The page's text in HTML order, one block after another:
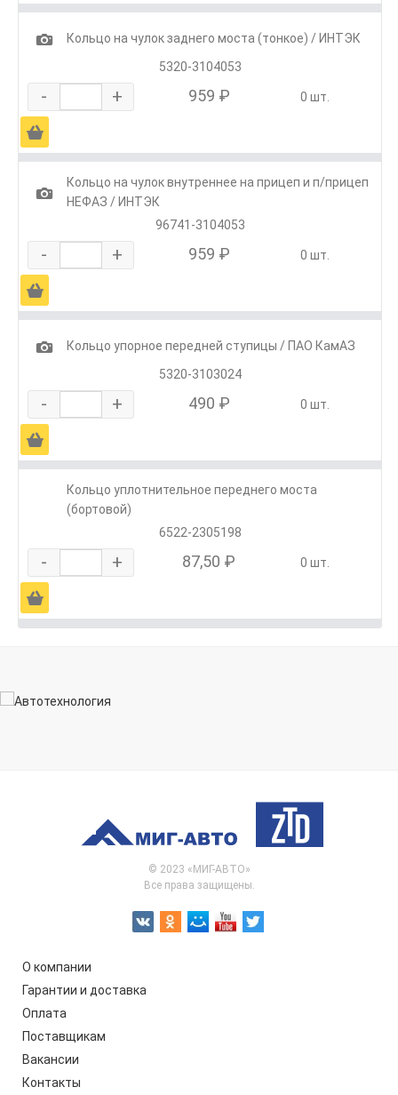
1
Кольцо на чулок заднего моста (тонкое) / ИНТЭК
5320-3104053
- + 959 ₽ 0 шт.
Ä
1
Кольцо на чулок внутреннее на прицеп и п/прицеп
НЕФАЗ / ИНТЭК
96741-3104053
- + 959 ₽ 0 шт.
Ä
1
Кольцо упорное передней ступицы / ПАО КамАЗ
5320-3103024
- + 490 ₽ 0 шт.
Ä
Кольцо уплотнительное переднего моста
(бортовой)
6522-2305198
- + 87,50 ₽ 0 шт.
Ä
© 2023 «МИГ-АВТО»
Все права защищены.
О компании
Гарантии и доставка
Оплата
Поставщикам
Вакансии
Контакты